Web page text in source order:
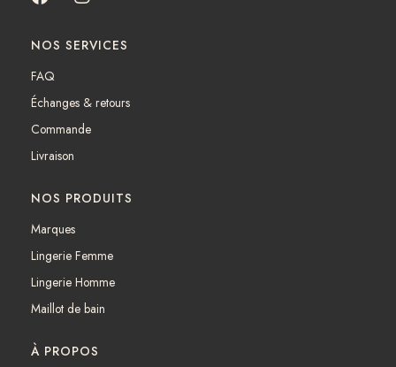
c
e
b
o
k
s
t
r
a
NOS SERVICES
FAQ
Échanges & retours
Commande
Livraison
NOS PRODUITS
Marques
Lingerie Femme
Lingerie Homme
Maillot de bain
À PROPOS